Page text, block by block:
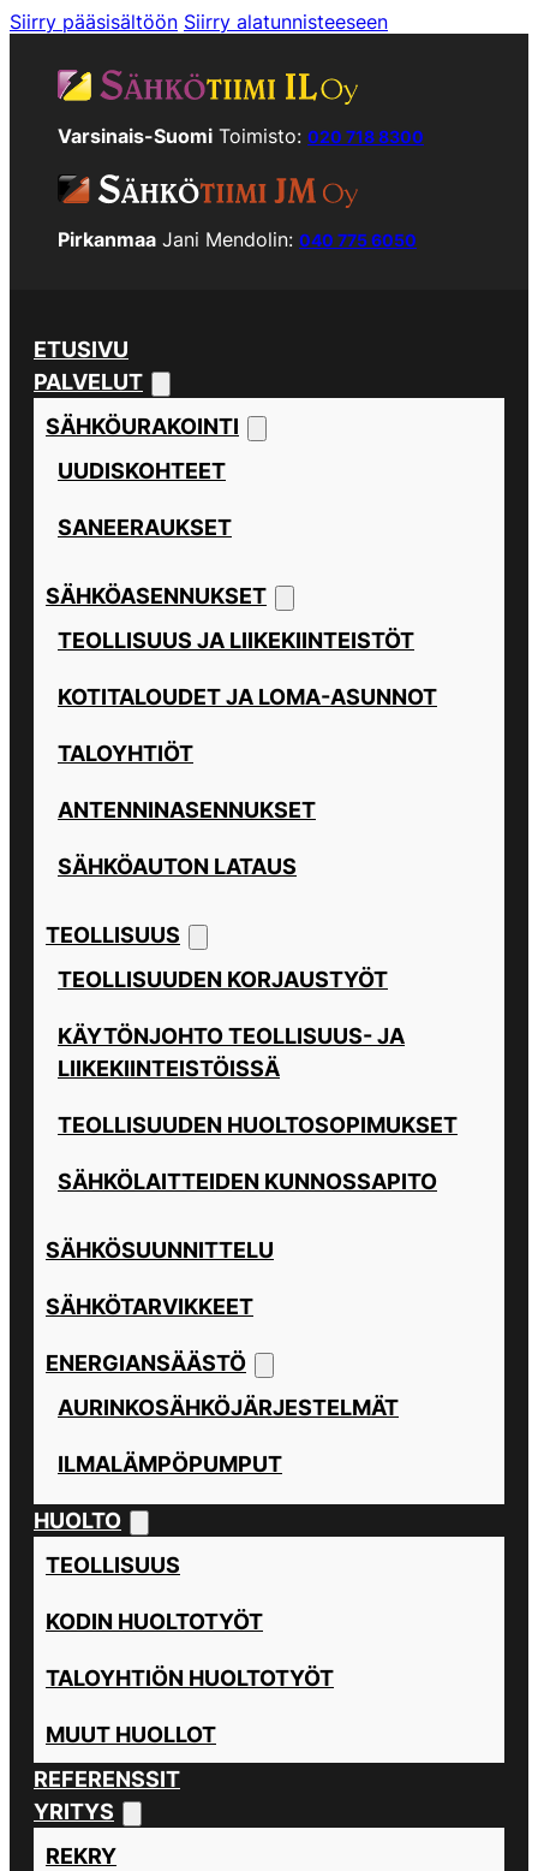
Siirry pääsisältöön Siirry alatunnisteeseen
Varsinais-Suomi Toimisto: 020 718 8300
Pirkanmaa Jani Mendolin: 040 775 6050
ETUSIVU
PALVELUT
SÄHKÖURAKOINTI
UUDISKOHTEET
SANEERAUKSET
SÄHKÖASENNUKSET
TEOLLISUUS JA LIIKEKIINTEISTÖT
KOTITALOUDET JA LOMA-ASUNNOT
TALOYHTIÖT
ANTENNINASENNUKSET
SÄHKÖAUTON LATAUS
TEOLLISUUS
TEOLLISUUDEN KORJAUSTYÖT
KÄYTÖNJOHTO TEOLLISUUS- JA
LIIKEKIINTEISTÖISSÄ
TEOLLISUUDEN HUOLTOSOPIMUKSET
SÄHKÖLAITTEIDEN KUNNOSSAPITO
SÄHKÖSUUNNITTELU
SÄHKÖTARVIKKEET
ENERGIANSÄÄSTÖ
AURINKOSÄHKÖJÄRJESTELMÄT
ILMALÄMPÖPUMPUT
HUOLTO
TEOLLISUUS
KODIN HUOLTOTYÖT
TALOYHTIÖN HUOLTOTYÖT
MUUT HUOLLOT
REFERENSSIT
YRITYS
REKRY